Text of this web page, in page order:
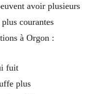
avoir plusieurs
courantes
à Orgon :
fuit
plus